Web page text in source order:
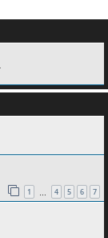
1 4 5 6 7